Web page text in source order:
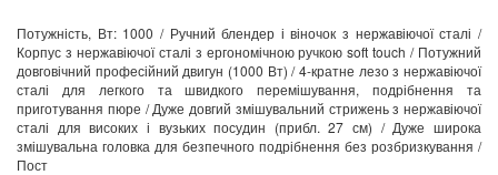
Потужність, Вт: 1000 / Ручний блендер і віночок з нержавіючої сталі /
Корпус з нержавіючої сталі з ергономічною ручкою soft touch / Потужний
довговічний професійний двигун (1000 Вт) / 4-кратне лезо з нержавіючої
сталі для легкого та швидкого перемішування, подрібнення та
приготування пюре / Дуже довгий змішувальний стрижень з нержавіючої
сталі для високих і вузьких посудин (прибл. 27 см) / Дуже широка
змішувальна головка для безпечного подрібнення без розбризкування /
Пост